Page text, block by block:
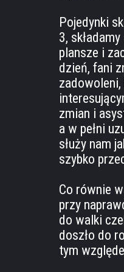
Pojedynki
3,
plansze i
dzień, fani
zmian i
a w pełni
służy nam
szybko
Co równie
przy
do walki
doszło do
tym